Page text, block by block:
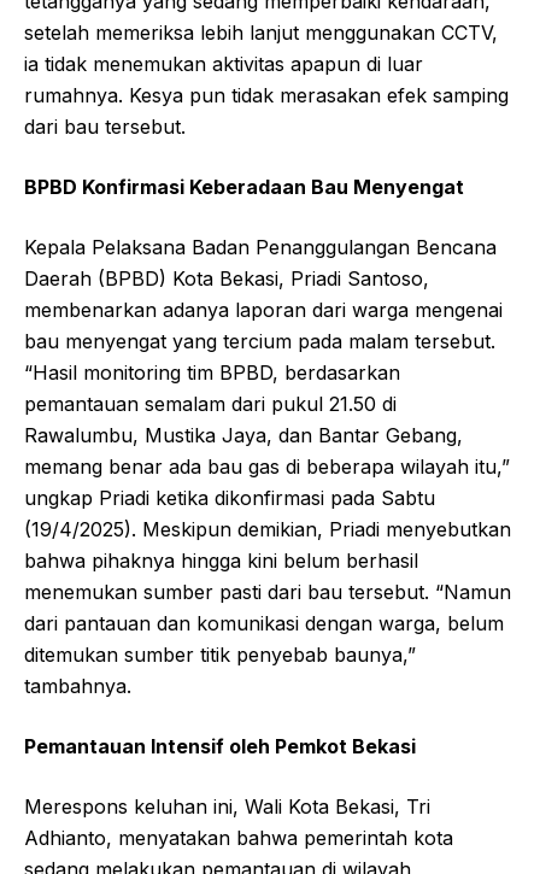
setelah memeriksa lebih lanjut menggunakan CCTV,
ia tidak menemukan aktivitas apapun di luar
rumahnya. Kesya pun tidak merasakan efek samping
dari bau tersebut.
BPBD Konfirmasi Keberadaan Bau Menyengat
Kepala Pelaksana Badan Penanggulangan Bencana
Daerah (BPBD) Kota Bekasi, Priadi Santoso,
membenarkan adanya laporan dari warga mengenai
bau menyengat yang tercium pada malam tersebut.
“Hasil monitoring tim BPBD, berdasarkan
pemantauan semalam dari pukul 21.50 di
Rawalumbu, Mustika Jaya, dan Bantar Gebang,
memang benar ada bau gas di beberapa wilayah itu,”
ungkap Priadi ketika dikonfirmasi pada Sabtu
(19/4/2025). Meskipun demikian, Priadi menyebutkan
bahwa pihaknya hingga kini belum berhasil
menemukan sumber pasti dari bau tersebut. “Namun
dari pantauan dan komunikasi dengan warga, belum
ditemukan sumber titik penyebab baunya,”
tambahnya.
Pemantauan Intensif oleh Pemkot Bekasi
Merespons keluhan ini, Wali Kota Bekasi, Tri
Adhianto, menyatakan bahwa pemerintah kota